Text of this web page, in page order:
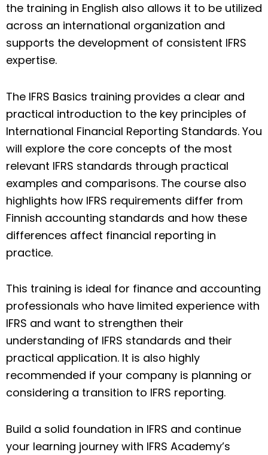
the training in English also allows it to be utilized
across an international organization and
supports the development of consistent IFRS
expertise.
The IFRS Basics training provides a clear and
practical introduction to the key principles of
International Financial Reporting Standards. You
will explore the core concepts of the most
relevant IFRS standards through practical
examples and comparisons. The course also
highlights how IFRS requirements differ from
Finnish accounting standards and how these
differences affect financial reporting in
practice.
This training is ideal for finance and accounting
professionals who have limited experience with
IFRS and want to strengthen their
understanding of IFRS standards and their
practical application. It is also highly
recommended if your company is planning or
considering a transition to IFRS reporting.
Build a solid foundation in IFRS and continue
your learning journey with IFRS Academy’s